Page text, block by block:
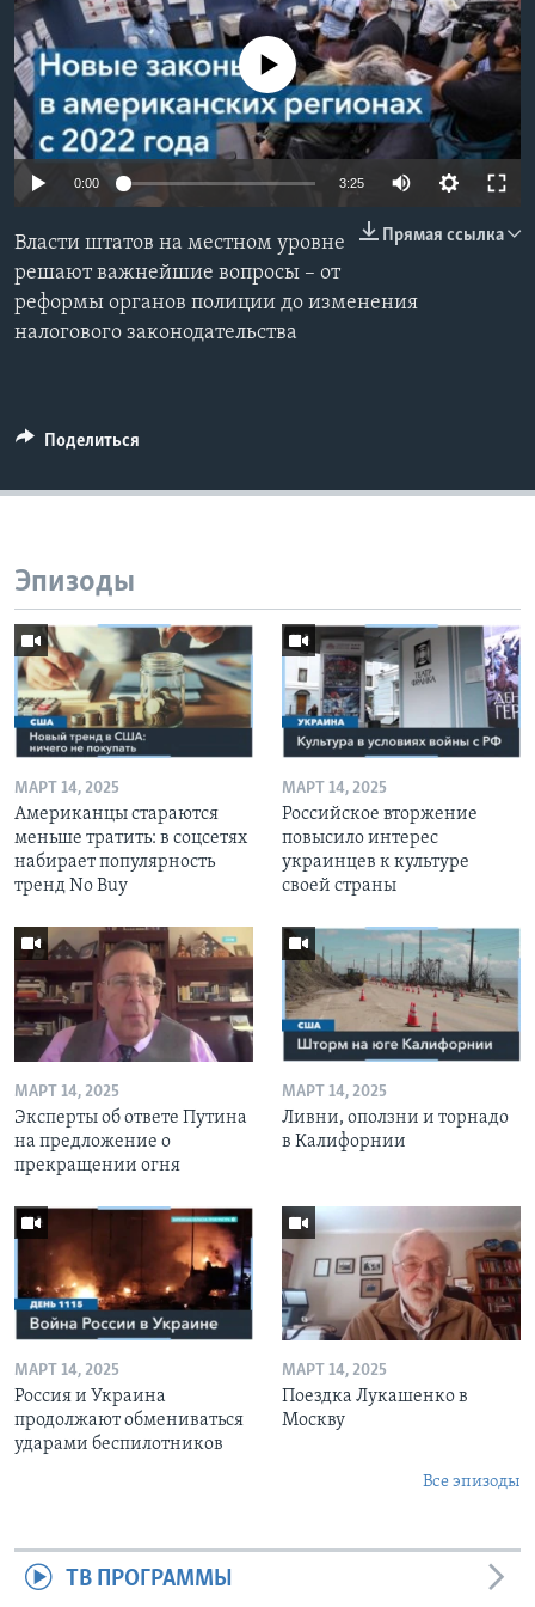
Learning English
СОЦИАЛЬНЫЕ СЕТИ
No media source currently available
0:00 3:25
Прямая ссылка
Власти штатов на местном уровне
решают важнейшие вопросы – от
реформы органов полиции до изменения
налогового законодательства
Поделиться
Эпизоды
МАРТ 14, 2025
Американцы стараются
меньше тратить: в соцсетях
набирает популярность
тренд No Buy
МАРТ 14, 2025
Российское вторжение
повысило интерес
украинцев к культуре
своей страны
МАРТ 14, 2025
Эксперты об ответе Путина
на предложение о
прекращении огня
МАРТ 14, 2025
Ливни, оползни и торнадо
в Калифорнии
МАРТ 14, 2025
Россия и Украина
продолжают обмениваться
ударами беспилотников
МАРТ 14, 2025
Поездка Лукашенко в
Москву
Все эпизоды
ТВ ПРОГРАММЫ